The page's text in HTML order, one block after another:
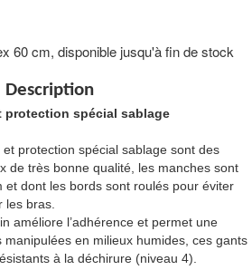
60 cm, disponible jusqu'à fin de stock
Description
protection spécial sablage
protection spécial sablage sont des
de très bonne qualité, les manches sont
dont les bords sont roulés pour éviter
les bras.
améliore l’adhérence et permet une
manipulées en milieux humides, ces gants
à la déchirure (niveau 4).